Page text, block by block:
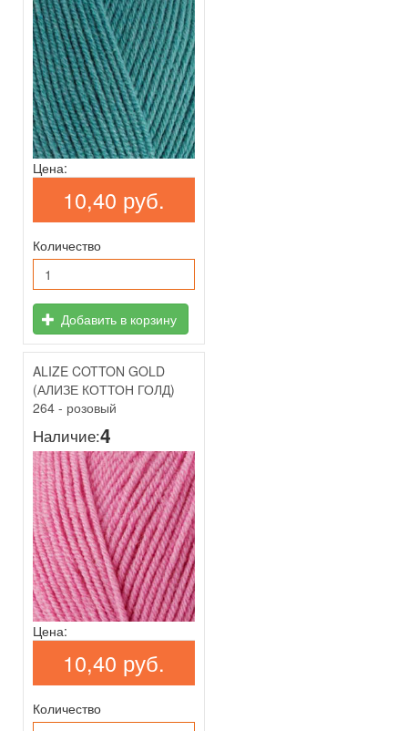
Цена:
10,40 руб.
Количество
Добавить в корзину
ALIZE COTTON GOLD
(АЛИЗЕ КОТТОН ГОЛД)
264 - розовый
Наличие:4
Цена:
10,40 руб.
Количество